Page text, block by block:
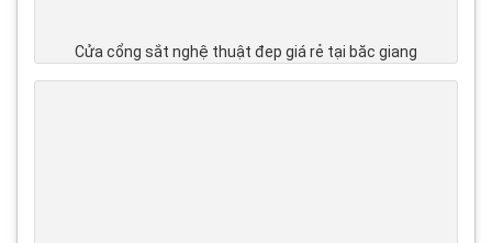
Cửa cổng sắt nghệ thuật đep giá rẻ tại băc giang